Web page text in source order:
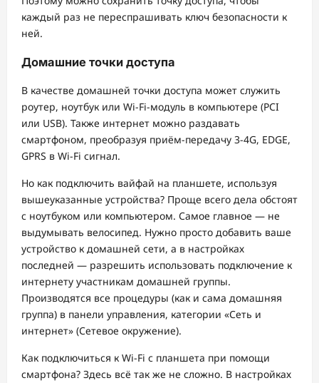
каждый раз не переспрашивать ключ безопасности к
ней.
Домашние точки доступа
В качестве домашней точки доступа может служить
роутер, ноутбук или Wi-Fi-модуль в компьютере (PCI
или USB). Также интернет можно раздавать
смартфоном, преобразуя приём-передачу 3-4G, EDGE,
GPRS в Wi-Fi сигнал.
Но как подключить вайфай на планшете, используя
вышеуказанные устройства? Проще всего дела обстоят
с ноутбуком или компьютером. Самое главное — не
выдумывать велосипед. Нужно просто добавить ваше
устройство к домашней сети, а в настройках
последней — разрешить использовать подключение к
интернету участникам домашней группы.
Производятся все процедуры (как и сама домашняя
группа) в панели управления, категории «Сеть и
интернет» (Сетевое окружение).
Как подключиться к Wi-Fi с планшета при помощи
смартфона? Здесь всё так же не сложно. В настройках